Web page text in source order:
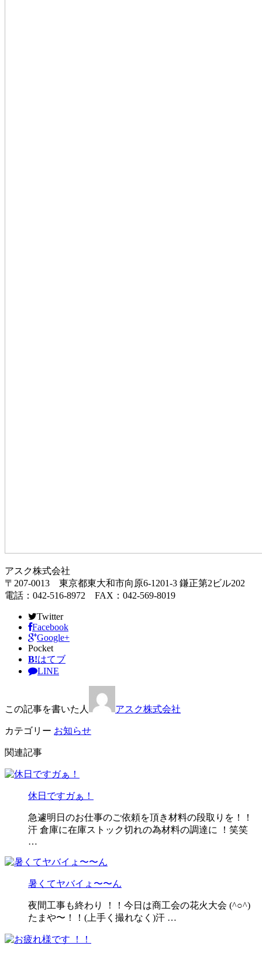
アスク株式会社
〒207-0013 東京都東大和市向原6-1201-3 鎌正第2ビル202
電話：042-516-8972 FAX：042-569-8019
Twitter
Facebook
Google+
Pocket
B!はてブ
LINE
この記事を書いた人 アスク株式会社
カテゴリー お知らせ
関連記事
休日ですガぁ！
急遽明日のお仕事のご依頼を頂き材料の段取りを！！
汗 倉庫に在庫ストック切れの為材料の調達に ！笑笑
…
暑くてヤバイょ〜〜ん
夜間工事も終わり ！！今日は商工会の花火大会 (^○^)
たまや〜！！(上手く撮れなく)汗 …